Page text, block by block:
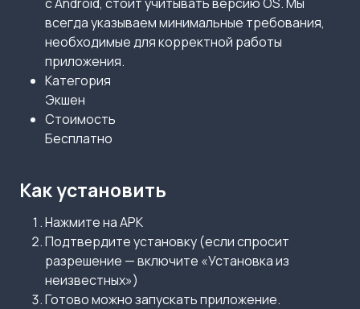
всегда указываем минимальные требования,
необходимые для корректной работы
приложения.
Категория
Экшен
Стоимость
Бесплатно
Как установить
Нажмите на APK
Подтвердите установку (если спросит
разрешение — включите «Установка из
неизвестных»)
Готово можно запускать приложение.